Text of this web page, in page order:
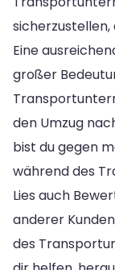
sicherzustellen,
Eine
großer
den Umzug
bist du gegen
während des
Lies auch
anderer
des